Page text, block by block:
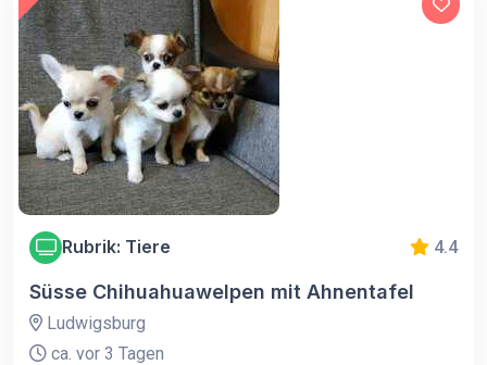
Rubrik: Tiere 4.4
Süsse Chihuahuawelpen mit Ahnentafel
Ludwigsburg
ca. vor 3 Tagen